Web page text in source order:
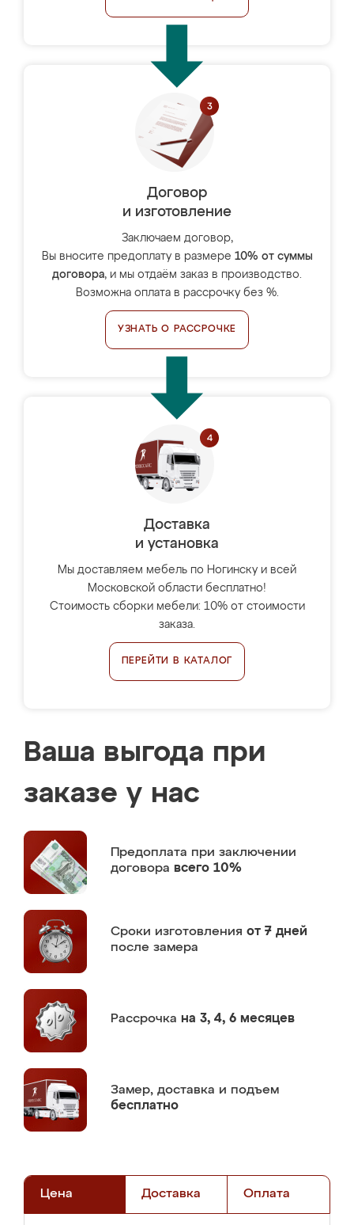
Договор
и изготовление
Заключаем договор,
Вы вносите предоплату в размере 10% от суммы
договора, и мы отдаём заказ в производство.
Возможна оплата в рассрочку без %.
УЗНАТЬ О РАССРОЧКЕ
Доставка
и установка
Мы доставляем мебель по Ногинску и всей
Московской области бесплатно!
Стоимость сборки мебели: 10% от стоимости
заказа.
ПЕРЕЙТИ В КАТАЛОГ
Ваша выгода при
заказе у нас
Предоплата при заключении
договора всего 10%
Сроки изготовления от 7 дней
после замера
Рассрочка на 3, 4, 6 месяцев
Замер, доставка и подъем
бесплатно
Цена Доставка Оплата